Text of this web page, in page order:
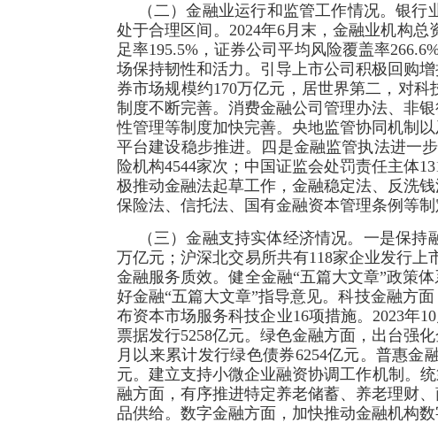
（二）金融业运行和监管工作情况。银
处于合理区间。2024年6月末，金融业机构
足率195.5%，证券公司平均风险覆盖率
场保持韧性和活力。引导上市公司积极回购
券市场规模约170万亿元，居世界第二，对
制度不断完善。消费金融公司管理办法、非
性管理等制度加快完善。央地监管协同机制
平台建设稳步推进。四是金融监管执法进一
险机构4544家次；中国证监会处罚责任主体
极推动金融法起草工作，金融稳定法、反洗
保险法、信托法、国有金融资本管理条例等制
（三）金融支持实体经济情况。一是保
万亿元；沪深北交易所共有118家企业发行
金融服务质效。健全金融“五篇大文章”政策
好金融“五篇大文章”指导意见。科技金融方
布资本市场服务科技企业16项措施。2023年
票据发行5258亿元。绿色金融方面，出台强
月以来累计发行绿色债券6254亿元。普惠
元。建立支持小微企业融资协调工作机制。
融方面，有序推进特定养老储蓄、养老理财
品供给。数字金融方面，加快推动金融机构